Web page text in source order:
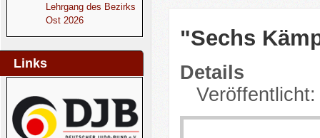
Lehrgang des Bezirks
Ost 2026
Links
"Sechs
Details